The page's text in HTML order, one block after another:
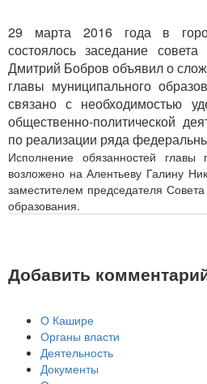
29 марта 2016 года в
состоялось заседание
Дмитрий Бобров объявил о
главы муниципального
связано с необходимостью
общественно-политической
по реализации ряда
Исполнение обязанностей главы
возложено на Алентьеву Галину
заместителем председателя
образования.
Добавить
О Кашире
Органы власти
Деятельность
Документы